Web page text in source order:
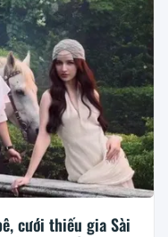
cưới thiếu gia Sài